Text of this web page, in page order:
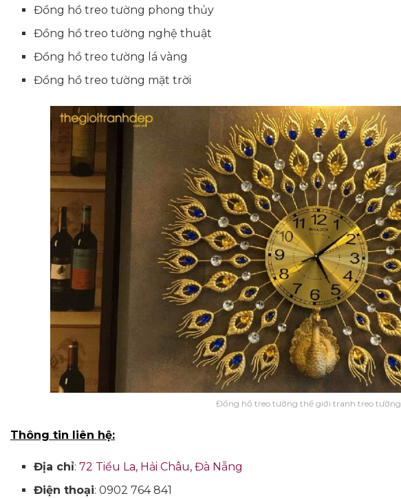
Đồng hồ treo tường phong thủy
Đồng hồ treo tường nghệ thuật
Đồng hồ treo tường lá vàng
Đồng hồ treo tường mặt trời
Đồng hồ treo tường thế giới tranh treo tường
Thông tin liên hệ:
Địa chỉ:72 Tiểu La, Hải Châu, Đà Nẵng
Điện thoại: 0902 764 841